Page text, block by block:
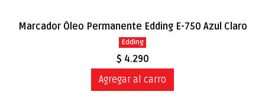
Marcador Óleo Permanente Edding E-750 Azul Claro
Edding
$ 4.290
Agregar al carro